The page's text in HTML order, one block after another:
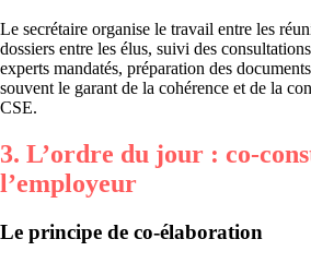
Le secrétaire organise le travail entre les
dossiers entre les élus, suivi des
experts mandatés, préparation des
souvent le garant de la cohérence et de la
CSE.
3. L’ordre du jour : co-
l’employeur
Le principe de co-élaboration